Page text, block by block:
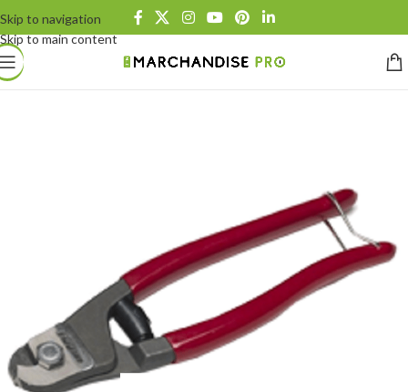
Skip to navigation
Skip to main content